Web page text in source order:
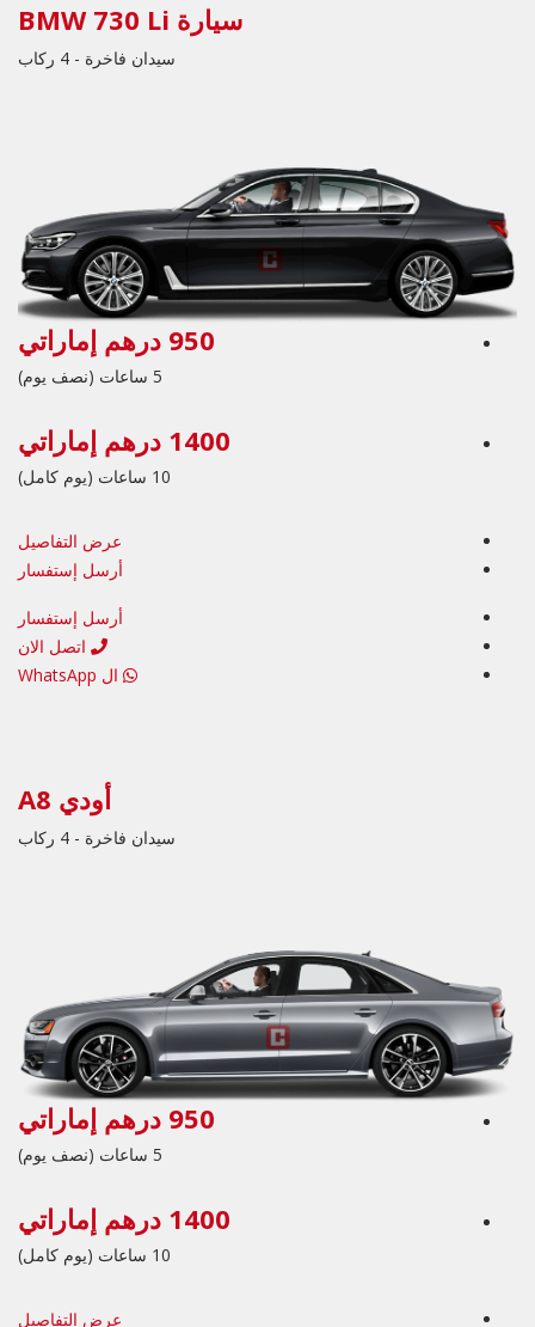
سيارة BMW 730 Li
سيدان فاخرة - 4 ركاب
950 درهم إماراتي
5 ساعات (نصف يوم)
1400 درهم إماراتي
10 ساعات (يوم كامل)
عرض التفاصيل
أرسل إستفسار
أرسل إستفسار
اتصل الان
ال WhatsApp
أودي A8
سيدان فاخرة - 4 ركاب
950 درهم إماراتي
5 ساعات (نصف يوم)
1400 درهم إماراتي
10 ساعات (يوم كامل)
عرض التفاصيل